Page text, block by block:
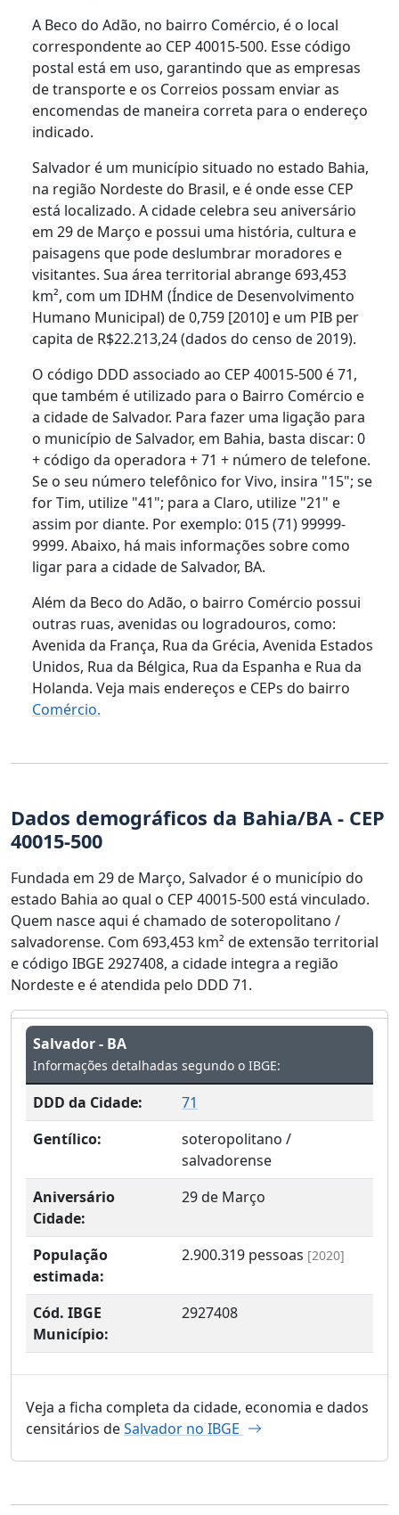
A Beco do Adão, no bairro Comércio, é o local
correspondente ao CEP 40015-500. Esse código
postal está em uso, garantindo que as empresas
de transporte e os Correios possam enviar as
encomendas de maneira correta para o endereço
indicado.
Salvador é um município situado no estado Bahia,
na região Nordeste do Brasil, e é onde esse CEP
está localizado. A cidade celebra seu aniversário
em 29 de Março e possui uma história, cultura e
paisagens que pode deslumbrar moradores e
visitantes. Sua área territorial abrange 693,453
km², com um IDHM (Índice de Desenvolvimento
Humano Municipal) de 0,759 [2010] e um PIB per
capita de R$22.213,24 (dados do censo de 2019).
O código DDD associado ao CEP 40015-500 é 71,
que também é utilizado para o Bairro Comércio e
a cidade de Salvador. Para fazer uma ligação para
o município de Salvador, em Bahia, basta discar: 0
+ código da operadora + 71 + número de telefone.
Se o seu número telefônico for Vivo, insira "15"; se
for Tim, utilize "41"; para a Claro, utilize "21" e
assim por diante. Por exemplo: 015 (71) 99999-
9999. Abaixo, há mais informações sobre como
ligar para a cidade de Salvador, BA.
Além da Beco do Adão, o bairro Comércio possui
outras ruas, avenidas ou logradouros, como:
Avenida da França, Rua da Grécia, Avenida Estados
Unidos, Rua da Bélgica, Rua da Espanha e Rua da
Holanda. Veja mais endereços e CEPs do bairro
Comércio.
Dados demográficos da Bahia/BA - CEP
40015-500
Fundada em 29 de Março, Salvador é o município do
estado Bahia ao qual o CEP 40015-500 está vinculado.
Quem nasce aqui é chamado de soteropolitano /
salvadorense. Com 693,453 km² de extensão territorial
e código IBGE 2927408, a cidade integra a região
Nordeste e é atendida pelo DDD 71.
Salvador - BA
Informações detalhadas segundo o IBGE:
DDD da Cidade:
71
Gentílico:
soteropolitano /
salvadorense
Aniversário
Cidade:
29 de Março
População
estimada:
2.900.319 pessoas [2020]
Cód. IBGE
Município:
2927408
Veja a ficha completa da cidade, economia e dados
censitários deSalvador no IBGE